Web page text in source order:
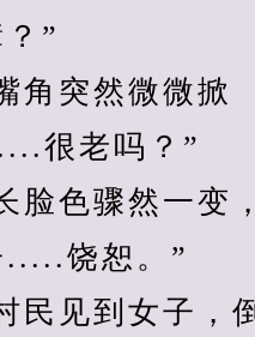
”
突然微微掀
很老吗？”
色骤然一变
.....饶恕。”
见到女子，